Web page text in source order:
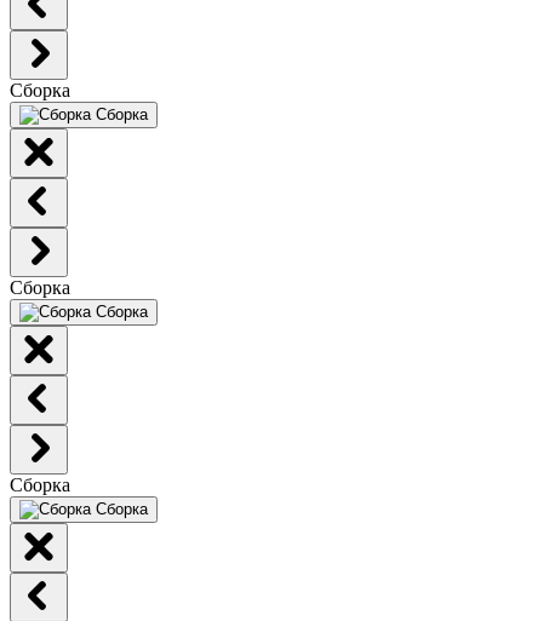
Сборка
Сборка
Сборка
Сборка
Сборка
Сборка